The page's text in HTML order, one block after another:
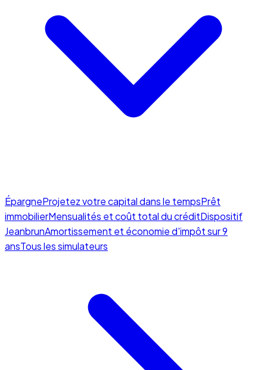
ÉpargneProjetez votre capital dans le tempsPrêt
immobilierMensualités et coût total du créditDispositif
JeanbrunAmortissement et économie d'impôt sur 9
ansTous les simulateurs